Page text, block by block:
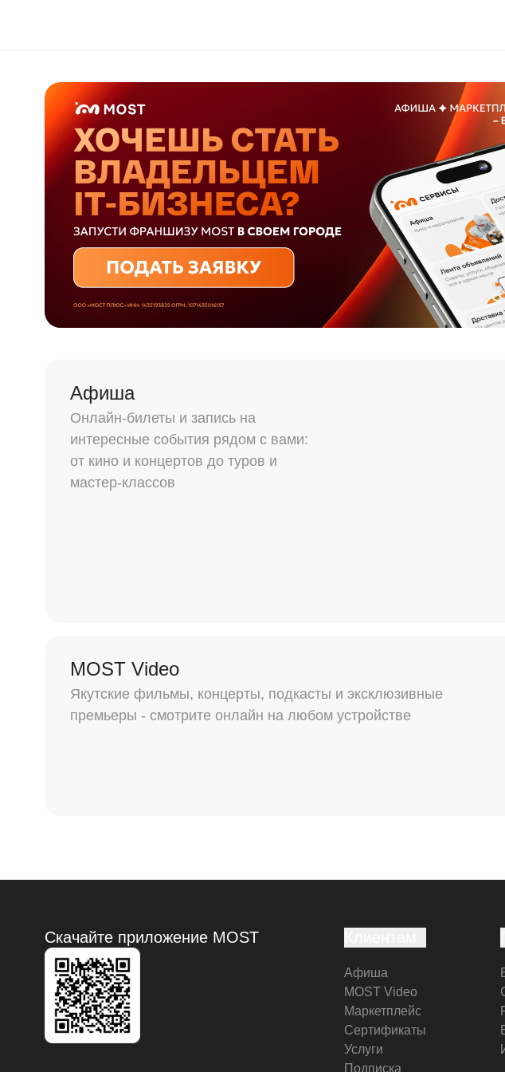
Афиша
Онлайн-билеты и запись на
интересные события рядом с вами:
от кино и концертов до туров и
мастер-классов
MOST Video
Якутские фильмы, концерты, подкасты и эксклюзивные
премьеры - смотрите онлайн на любом устройстве
Скачайте приложение MOST
Афиша
MOST Video
Маркетплейс
Сертификаты
Услуги
Подписка